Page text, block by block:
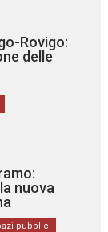
Rovigo:
delle
nuova
pubblici